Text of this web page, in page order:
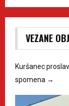
VEZANE
Kuršanec
spomena →